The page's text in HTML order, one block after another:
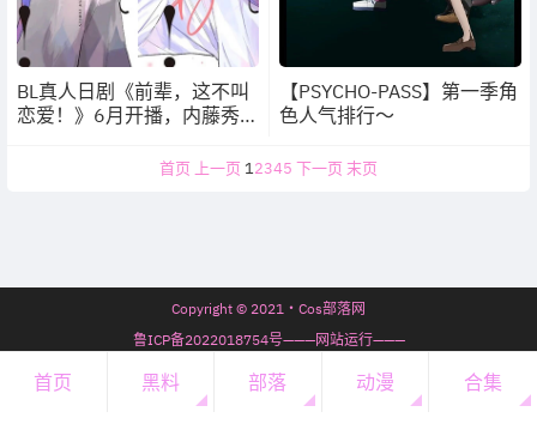
BL真人日剧《前辈，这不叫
恋爱！》6月开播，内藤秀一
【PSYCHO-PASS】第一季角
色人气排行～
首页 上一页 12345 下一页 末页
Copyright © 2021・Cos部落网
鲁ICP备2022018754号———网站运行———
7年69天11时55分22秒
开通会员
会员必看 微信公众号
首页 黑料 部落 动漫 合集